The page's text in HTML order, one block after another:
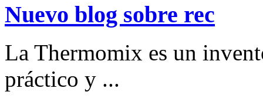
Nuevo blog sobre rec
La Thermomix es un
práctico y ...